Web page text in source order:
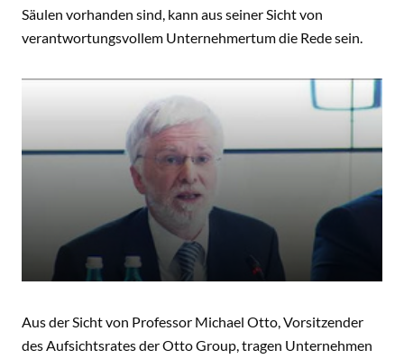
Säulen vorhanden sind, kann aus seiner Sicht von
verantwortungsvollem Unternehmertum die Rede sein.
Aus der Sicht von Professor Michael Otto, Vorsitzender
des Aufsichtsrates der Otto Group, tragen Unternehmen